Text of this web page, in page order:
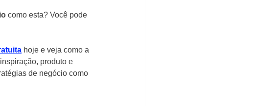
como esta? Você pode
hoje e veja como a
produto e
de negócio como